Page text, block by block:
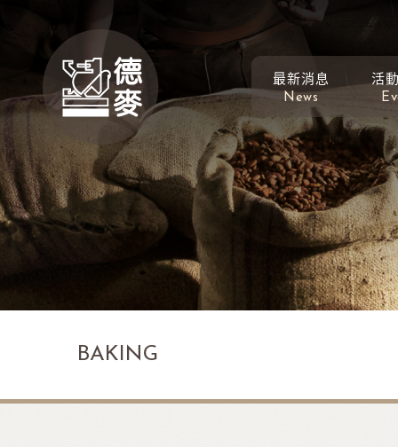
最新消息
News
活
BAKING